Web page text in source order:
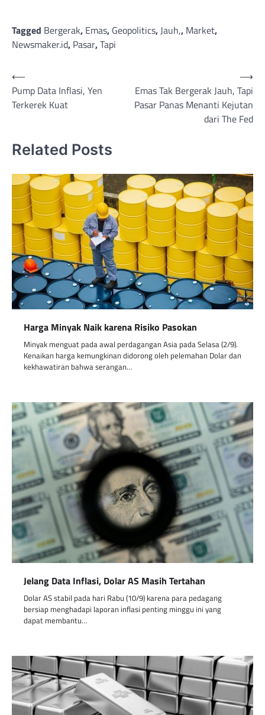
Tagged Bergerak, Emas, Geopolitics,Jauh,, Market,
Newsmaker.id, Pasar,Tapi
Post
navigation
⟵
Pump Data Inflasi, Yen
Terkerek Kuat
Emas Tak Bergerak Jauh, Tapi
Pasar Panas Menanti Kejutan
dari The Fed
⟶
Related Posts
Harga Minyak Naik karena Risiko Pasokan
Minyak menguat pada awal perdagangan Asia pada Selasa (2/9).
Kenaikan harga kemungkinan didorong oleh pelemahan Dolar dan
kekhawatiran bahwa serangan…
Jelang Data Inflasi, Dolar AS Masih Tertahan
Dolar AS stabil pada hari Rabu (10/9) karena para pedagang
bersiap menghadapi laporan inflasi penting minggu ini yang
dapat membantu…